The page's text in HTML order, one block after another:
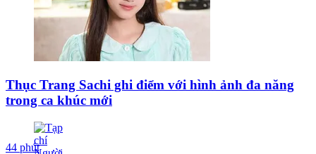
Thục Trang Sachi ghi điểm với hình ảnh đa năng
trong ca khúc mới
44 phút